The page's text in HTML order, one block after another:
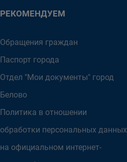
РЕКОМЕНДУЕМ
Обращения граждан
Паспорт города
Отдел "Мои документы" город
Белово
Политика в отношении
обработки персональных данных
на официальном интернет-